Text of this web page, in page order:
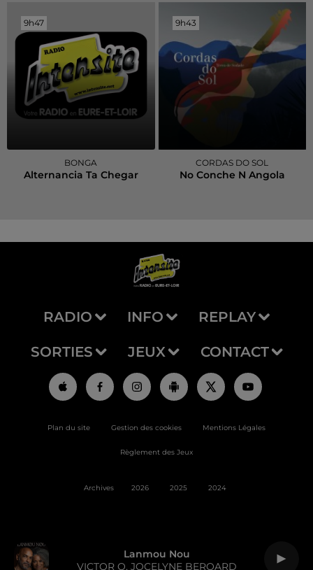
Lanmou Nou
VICTOR O, JOCELYNE BEROARD
9h47
9h47
BONGA
Alternancia Ta Chegar
9h43
9h43
CORDAS DO SOL
No Conche N Angola
RADIO INFO REPLAY
SORTIES JEUX CONTACT
Plan du site Gestion des cookies Mentions Légales
Règlement des Jeux
Archives 2026 2025 2024